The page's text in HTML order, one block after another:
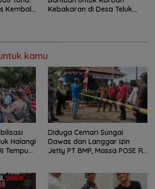
Kembali
Kebakaran di Desa Teluk
kamu
Halangi
Tempuh
Diduga Cemari Sungai
Dawas dan Langgar Izin
Jetty PT BMP, Massa POSE RI
Tuntas